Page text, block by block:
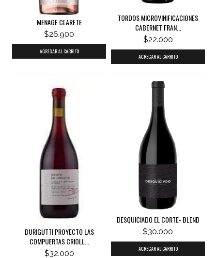
MENAGE CLARETE
$26.900
TORDOS MICROVINIFICACIONES
CABERNET FRAN...
$22.000
DURIGUTTI PROYECTO LAS
COMPUERTAS CRIOLL...
$32.000
DESQUICIADO EL CORTE- BLEND
$30.000